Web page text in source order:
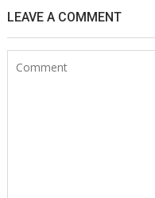
LEAVE A COMMENT